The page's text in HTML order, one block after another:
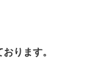
ります。